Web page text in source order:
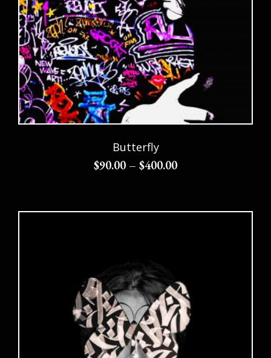
Butterfly
$90.00 –$400.00